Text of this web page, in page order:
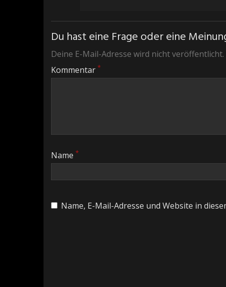
Du hast eine Frage oder eine
Deine E-Mail-Adresse wird nicht
Kommentar *
Name *
Name, E-Mail-Adresse und Website in